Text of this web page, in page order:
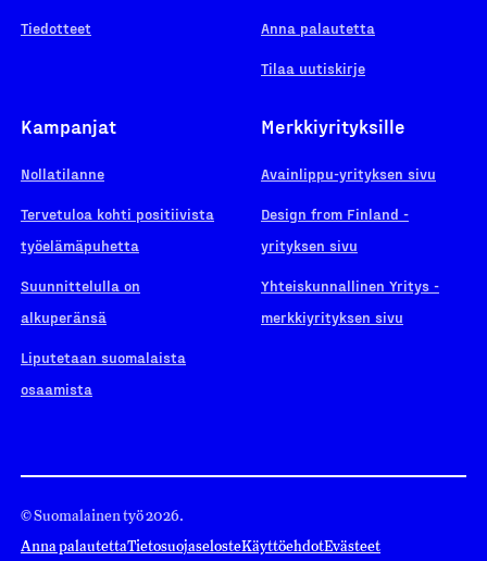
Tiedotteet Anna palautetta
Tilaa uutiskirje
Kampanjat
Nollatilanne
Tervetuloa kohti positiivista
työelämäpuhetta
Suunnittelulla on
alkuperänsä
Liputetaan suomalaista
osaamista
Merkkiyrityksille
Avainlippu-yrityksen sivu
Design from Finland -
yrityksen sivu
Yhteiskunnallinen Yritys -
merkkiyrityksen sivu
© Suomalainen työ 2026.
Anna palautettaTietosuojaselosteKäyttöehdotEvästeet